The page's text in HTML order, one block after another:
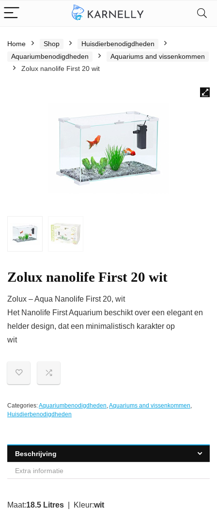
Home Shop
Huisdierbenodigdheden
Aquariumbenodigdheden
Aquariums and vissenkommen
Zolux nanolife First 20 wit
Zolux nanolife First 20 wit
Zolux – Aqua Nanolife First 20, wit
Het Nanolife First Aquarium beschikt over een elegant en
helder design, dat een minimalistisch karakter op
wit
Categories:Aquariumbenodigdheden,Aquariums and vissenkommen,
Huisdierbenodigdheden
Beschrijving
Extra informatie
Maat:18.5 Litres | Kleur:wit